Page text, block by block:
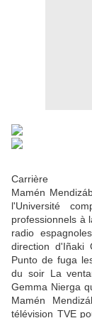
Carrière
Mamén
l'Université
professionnels à
radio
direction d'Iñaki
Punto de fuga
du soir La
Gemma Nierga
Mamén
télévision TVE